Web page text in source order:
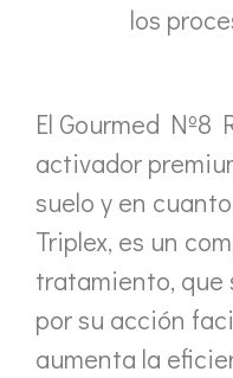
los
El Gourmed Nº8
activador
suelo y en
Triplex, es un
tratamiento, que
por su acción
aumenta la